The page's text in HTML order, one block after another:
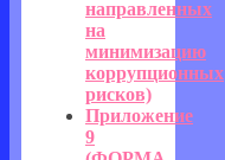
направленных
на
минимизацию
коррупционных
рисков)
Приложение
9